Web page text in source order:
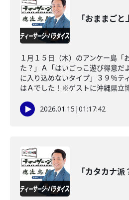
「おままごと
１月１５日（木）のアンケー島「
た？」Ａ「はいごっこ遊び得意だ
に入り込めないタイプ」３９％テ
はＡでした！※ゲストに沖縄県立
2026.01.15 |01:17:42
「カタカナ派